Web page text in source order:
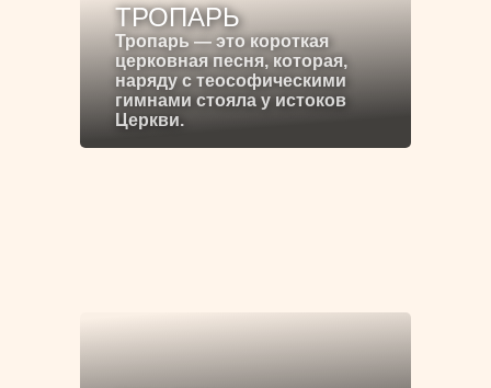
ТРОПАРЬ
Тропарь — это короткая
церковная песня, которая,
наряду с теософическими
гимнами стояла у истоков
Церкви.